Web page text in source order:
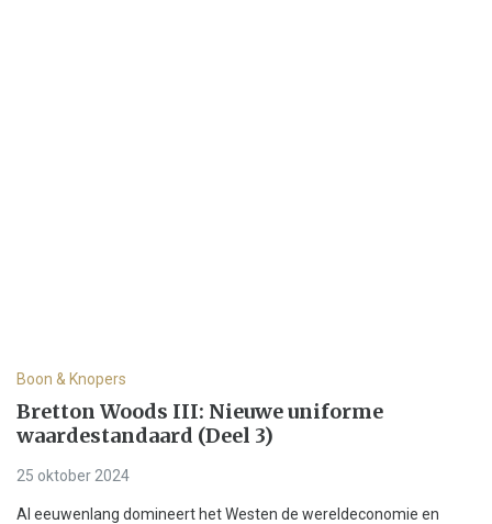
Boon & Knopers
Bretton Woods III: Nieuwe uniforme
waardestandaard (Deel 3)
25 oktober 2024
Al eeuwenlang domineert het Westen de wereldeconomie en